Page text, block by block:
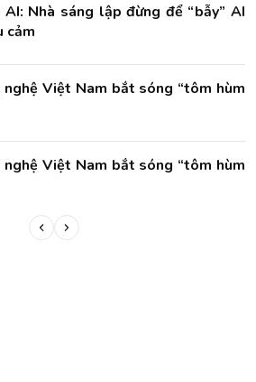
Nhà sáng lập đừng để “bẫy” AI
cảm
nghệ Việt Nam bắt sóng “tôm hùm
nghệ Việt Nam bắt sóng “tôm hùm